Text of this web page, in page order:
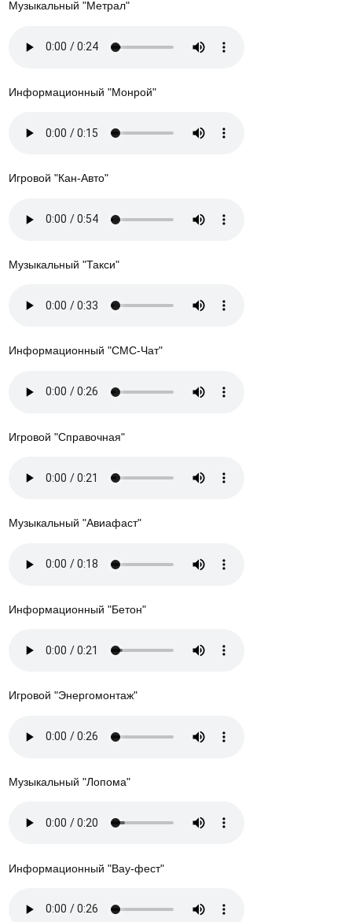
Музыкальный "Метрал"
Информационный "Монрой"
Игровой "Кан-Авто"
Музыкальный "Такси"
Информационный "СМС-Чат"
Игровой "Справочная"
Музыкальный "Авиафаст"
Информационный "Бетон"
Игровой "Энергомонтаж"
Музыкальный "Лопома"
Информационный "Вау-фест"